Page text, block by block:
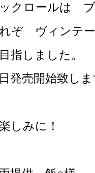
クロールは
ぞ ヴィンテ
指しました。
発売開始致し
しみに！